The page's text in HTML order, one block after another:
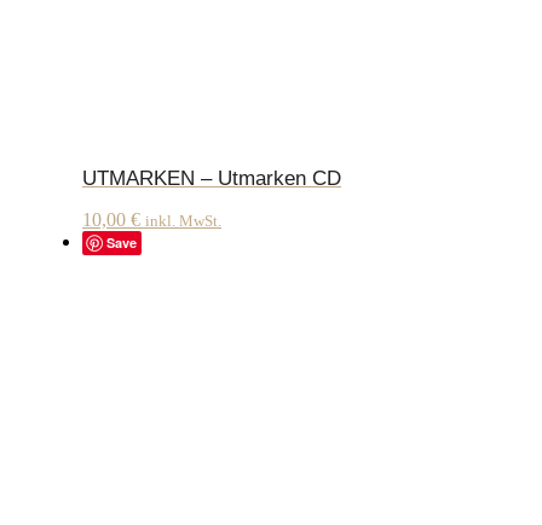
UTMARKEN – Utmarken CD
10,00 € inkl. MwSt.
Save